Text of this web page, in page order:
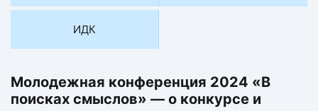
ИДК
Молодежная конференция 2024 «В
поисках смыслов» — о конкурсе и